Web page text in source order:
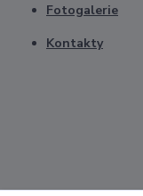
Fotogalerie
Kontakty